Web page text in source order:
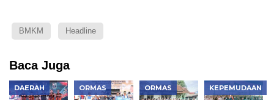
BMKM Headline
Baca Juga
DAERAH ORMAS ORMAS KEPEMUDAAN